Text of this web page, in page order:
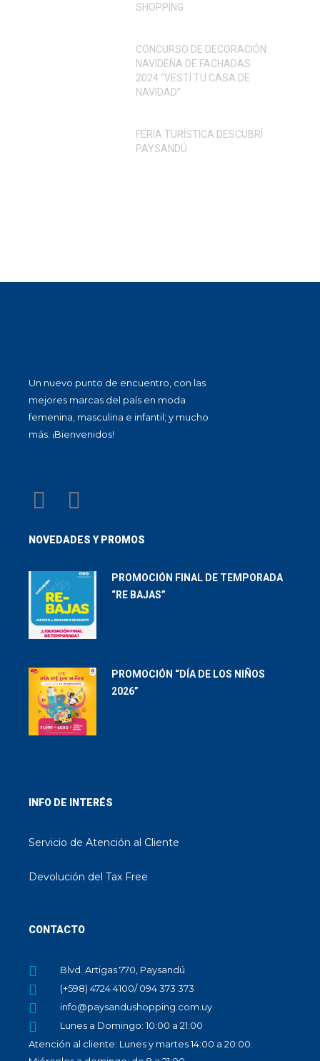
SHOPPING
CONCURSO DE DECORACIÓN
NAVIDEÑA DE FACHADAS
2024 “VESTÍ TU CASA DE
NAVIDAD”
FERIA TURÍSTICA DESCUBRÍ
PAYSANDÚ
Un nuevo punto de encuentro, con las
mejores marcas del país en moda
femenina, masculina e infantil; y mucho
más. ¡Bienvenidos!
NOVEDADES Y PROMOS
PROMOCIÓN FINAL DE TEMPORADA
“RE BAJAS”
PROMOCIÓN “DÍA DE LOS NIÑOS
2026”
INFO DE INTERÉS
Servicio de Atención al Cliente
Devolución del Tax Free
CONTACTO
Blvd. Artigas 770, Paysandú
(+598) 4724 4100/ 094 373 373
info@paysandushopping.com.uy
Lunes a Domingo: 10:00 a 21:00
Atención al cliente: Lunes y martes 14:00 a 20:00.